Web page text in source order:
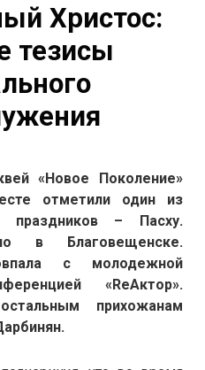
Христос:
тезисы
«Новое Поколение»
отметили один из
праздников – Пасху.
в Благовещенске.
с молодежной
«ReАктор».
прихожанам